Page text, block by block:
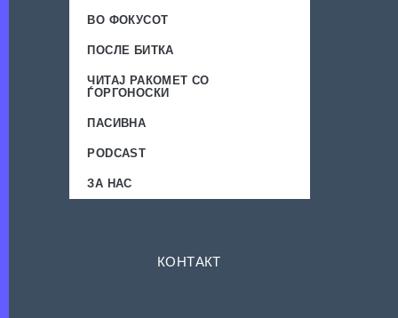
ВО ФОКУСОТ
ПОСЛЕ БИТКА
ЧИТАЈ РАКОМЕТ СО
ЃОРГОНОСКИ
ПАСИВНА
PODCAST
ЗА НАС
КОНТАКТ